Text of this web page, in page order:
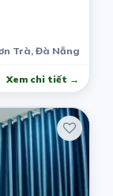
Trà, Đà Nẵng, Việt
Xem chi tiết →